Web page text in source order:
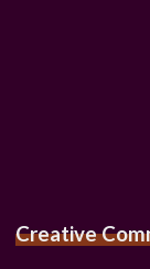
Creative